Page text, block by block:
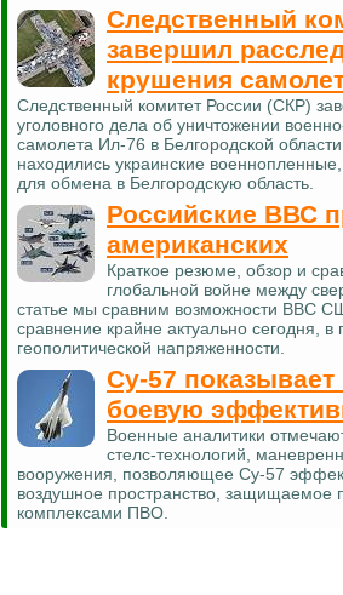
Следственный
завершил
крушения
Следственный комитет России (СКР)
уголовного дела об уничтожении
самолета Ил-76 в Белгородской
находились украинские
для обмена в Белгородскую область.
Российские ВВС
американских
Краткое резюме, обзор и
глобальной войне между
статье мы сравним возможности ВВС
сравнение крайне актуально сегодня, в
геополитической напряженности.
Су-57
боевую
Военные аналитики
стелс-технологий,
вооружения, позволяющее Су-57
воздушное пространство, защищаемое
комплексами ПВО.